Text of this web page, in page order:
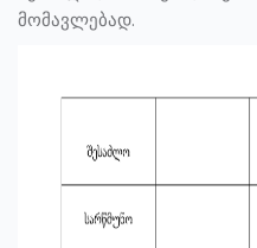
მომავლებად.